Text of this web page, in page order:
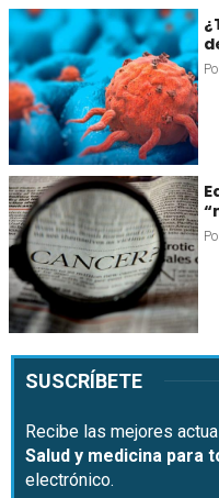
SUSCRÍBETE
Recibe las mejores
Salud y medicina para
electrónico.